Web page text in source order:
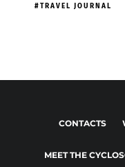
TRAVEL JOURNAL
CONTACTS
MEET THE